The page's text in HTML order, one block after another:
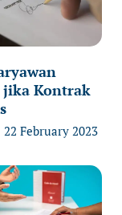
jika Kontrak
22 February 2023